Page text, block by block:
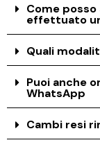
Come
effettuato
Quali
Puoi anche
WhatsApp
Cambi resi